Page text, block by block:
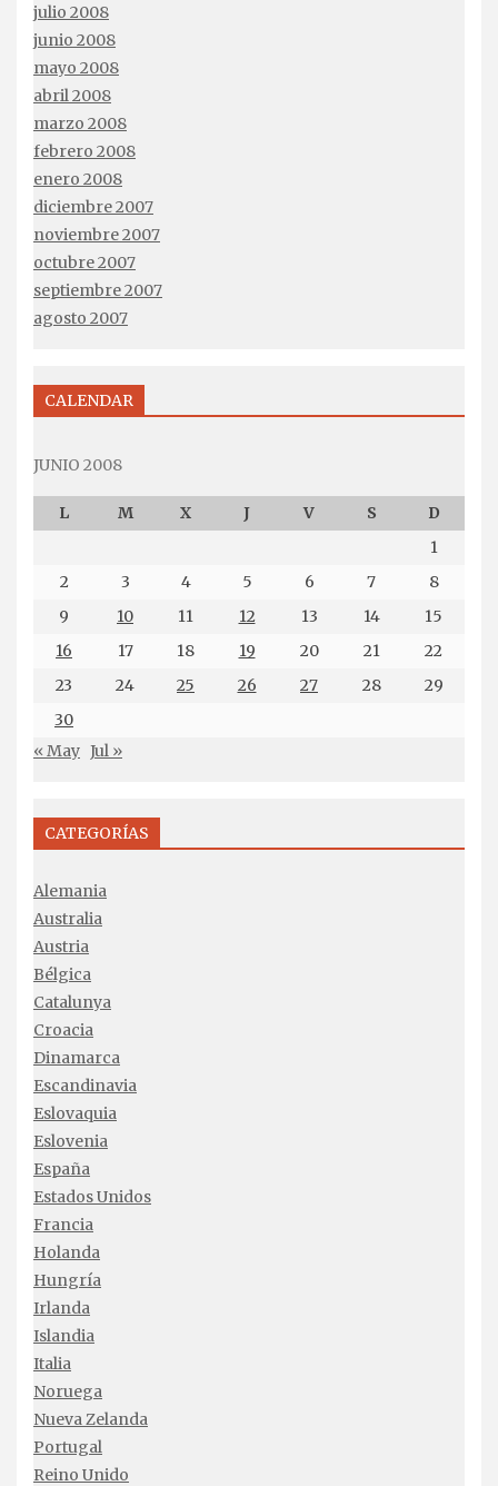
julio 2008
junio 2008
mayo 2008
abril 2008
marzo 2008
febrero 2008
enero 2008
diciembre 2007
noviembre 2007
octubre 2007
septiembre 2007
agosto 2007
CALENDAR
JUNIO 2008
L M X J V S
D
1
2
3 4 5 6 7
8
9
10 11 12 13 14
15
16
17 18 19 20 21
22
23
24 25 26 27 28
29
30
« May Jul »
CATEGORÍAS
Alemania
Australia
Austria
Bélgica
Catalunya
Croacia
Dinamarca
Escandinavia
Eslovaquia
Eslovenia
España
Estados Unidos
Francia
Holanda
Hungría
Irlanda
Islandia
Italia
Noruega
Nueva Zelanda
Portugal
Reino Unido